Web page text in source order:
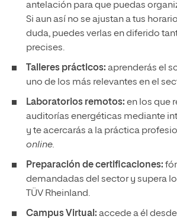
antelación para que puedas
Si aun así no se ajustan a tus
duda, puedes verlas en diferido
precises.
Talleres prácticos: aprenderás el
uno de los más relevantes en el
Laboratorios remotos: en los que
auditorías energéticas mediante
y te acercarás a la práctica
online.
Preparación de certificaciones:
demandadas del sector y supera
TÜV Rheinland.
Campus Virtual: accede a él